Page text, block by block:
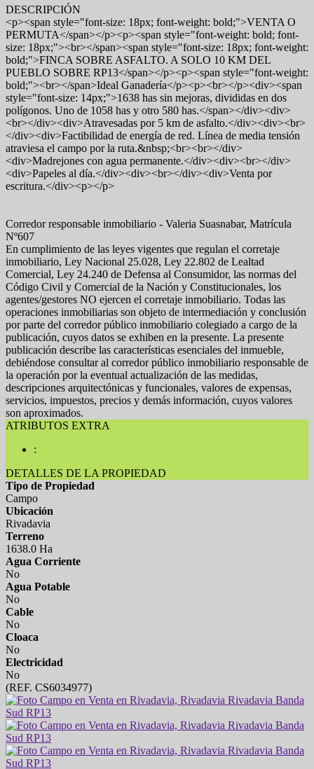
DESCRIPCIÓN
<p><span style="font-size: 18px; font-weight: bold;">VENTA O
PERMUTA</span></p><p><span style="font-weight: bold; font-
size: 18px;"><br></span><span style="font-size: 18px; font-weight:
bold;">FINCA SOBRE ASFALTO. A SOLO 10 KM DEL
PUEBLO SOBRE RP13</span></p><p><span style="font-weight:
bold;"><br></span>Ideal Ganadería</p><p><br></p><div><span
style="font-size: 14px;">1638 has sin mejoras, divididas en dos
polígonos. Uno de 1058 has y otro 580 has.</span></div><div>
<br></div><div>Atravesadas por 5 km de asfalto.</div><div><br>
</div><div>Factibilidad de energía de red. Línea de media tensión
atraviesa el campo por la ruta.&nbsp;<br><br></div>
<div>Madrejones con agua permanente.</div><div><br></div>
<div>Papeles al día.</div><div><br></div><div>Venta por
escritura.</div><p></p>
Corredor responsable inmobiliario - Valeria Suasnabar, Matrícula
Nº607
En cumplimiento de las leyes vigentes que regulan el corretaje
inmobiliario, Ley Nacional 25.028, Ley 22.802 de Lealtad
Comercial, Ley 24.240 de Defensa al Consumidor, las normas del
Código Civil y Comercial de la Nación y Constitucionales, los
agentes/gestores NO ejercen el corretaje inmobiliario. Todas las
operaciones inmobiliarias son objeto de intermediación y conclusión
por parte del corredor público inmobiliario colegiado a cargo de la
publicación, cuyos datos se exhiben en la presente. La presente
publicación describe las características esenciales del inmueble,
debiéndose consultar al corredor público inmobiliario responsable de
la operación por la eventual actualización de las medidas,
descripciones arquitectónicas y funcionales, valores de expensas,
servicios, impuestos, precios y demás información, cuyos valores
son aproximados.
ATRIBUTOS EXTRA
:
DETALLES DE LA PROPIEDAD
Tipo de Propiedad
Campo
Ubicación
Rivadavia
Terreno
1638.0 Ha
Agua Corriente
No
Agua Potable
No
Cable
No
Cloaca
No
Electricidad
No
(REF. CS6034977)